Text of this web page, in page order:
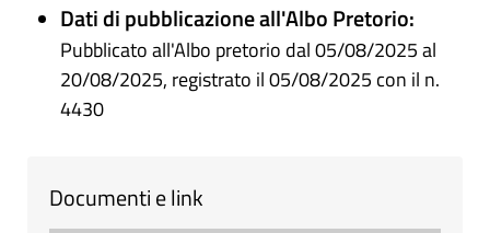
Dati di pubblicazione all'Albo Pretorio:
Pubblicato all'Albo pretorio dal 05/08/2025 al
20/08/2025, registrato il 05/08/2025 con il n.
4430
Documenti e link